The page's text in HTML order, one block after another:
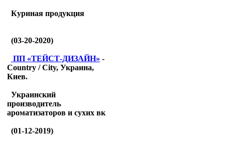
Куриная продукция
(03-20-2020)
ПП «ТЕЙСТ-ДИЗАЙН» -
Country / City, Украина,
Киев.
Украинский
производитель
ароматизаторов и сухих вк
(01-12-2019)